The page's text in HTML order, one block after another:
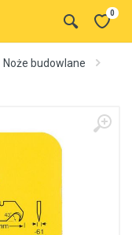
0
Noże budowlane